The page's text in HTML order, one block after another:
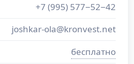
+7 (995) 577−52−42
joshkar-ola@kronvest.net
бесплатно